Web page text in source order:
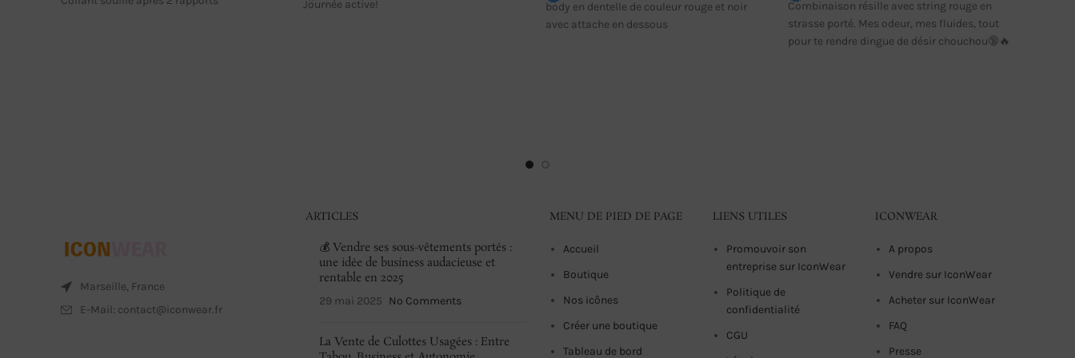
sur
Journée active!
sur
5
body en dentelle de couleur rouge et noir
avec attache en dessous
sur
5
Combinaison résille avec string rouge en
strasse porté. Mes odeur, mes fluides, tout
pour te rendre dingue de désir chouchou🔞🔥
Marseille, France
E-Mail: contact@iconwear.fr
ARTICLES
💰 Vendre ses sous-vêtements portés :
une idée de business audacieuse et
rentable en 2025
29 mai 2025 No Comments
La Vente de Culottes Usagées : Entre
MENU DE PIED DE PAGE
Accueil
Boutique
Nos icônes
Créer une boutique
Tableau de bord
LIENS UTILES
Promouvoir son
entreprise sur IconWear
Politique de
confidentialité
CGU
ICONWEAR
A propos
Vendre sur IconWear
Acheter sur IconWear
FAQ
Presse